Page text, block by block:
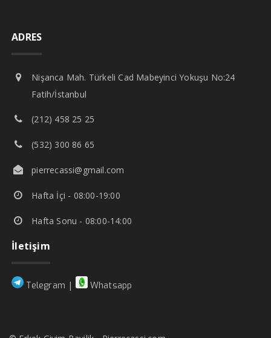
ADRES
Nişanca Mah. Türkeli Cad Mabeyinci Yokuşu No:24
Fatih/İstanbul
(212) 458 25 25
(532) 300 86 65
pierrecassi@gmail.com
Hafta İçi - 08:00-19:00
Hafta Sonu - 08:00-14:00
İletişim
Telegram | Whatsapp